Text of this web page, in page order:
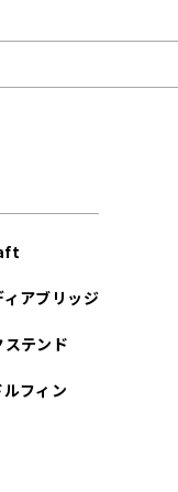
アブリッジ
テンド
フィン